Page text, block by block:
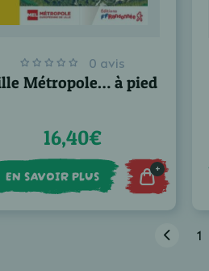
0 avis
Métropole… à pied
16,40€
EN SAVOIR PLUS +
1